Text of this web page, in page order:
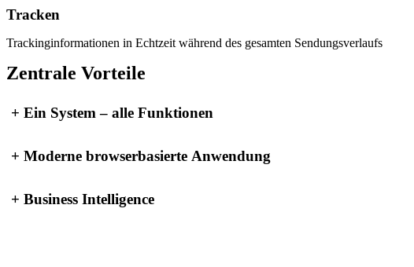
Tracken
Trackinginformationen in Echtzeit während des gesamten Sendungsverlaufs
Zentrale Vorteile
+ Ein System – alle Funktionen
+ Moderne browserbasierte Anwendung
+ Business Intelligence